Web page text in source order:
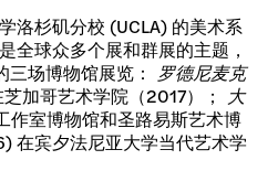
洛杉矶分校 (UCLA) 的美术系
全球众多个展和群展的主题，
场博物馆展览： 罗德尼麦克
加哥艺术学院（2017）；
大
作室博物馆和圣路易斯艺术博
在宾夕法尼亚大学当代艺术学